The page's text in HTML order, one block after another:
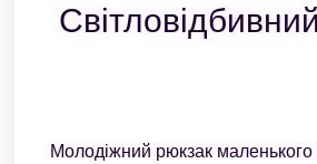
Молодіжний рюкзак маленького